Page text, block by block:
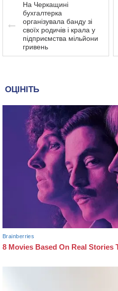
На Черкащині
бухгалтерка
організувала банду зі
своїх родичів і крала у
підприємства мільйони
гривень